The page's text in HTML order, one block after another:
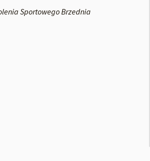
Sportowego Brzednia